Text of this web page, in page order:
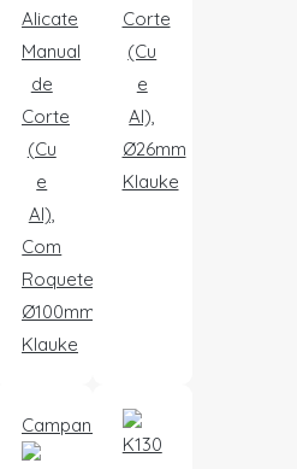
Alicate
Manual
de
Corte
(Cu
e
Al),
Com
Roquete,
Ø100mm
Klauke
Corte
(Cu
e
Al),
Ø26mm
Klauke
Campanha